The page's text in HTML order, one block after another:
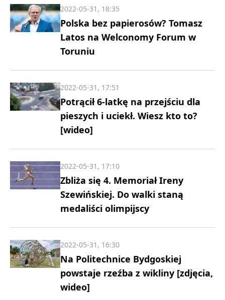
Polska bez papierosów? Tomasz
Latos na Welconomy Forum w
Toruniu
2022-05-31, 18:35
Potrącił 6-latkę na przejściu dla
pieszych i uciekł. Wiesz kto to?
[wideo]
2022-05-31, 17:51
Zbliża się 4. Memoriał Ireny
Szewińskiej. Do walki staną
medaliści olimpijscy
2022-05-31, 17:10
Na Politechnice Bydgoskiej
powstaje rzeźba z wikliny [zdjęcia,
wideo]
2022-05-31, 16:30